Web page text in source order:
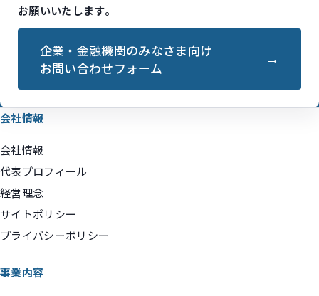
お願いいたします。
企業・金融機関のみなさま向け
お問い合わせフォーム
会社情報
会社情報
代表プロフィール
経営理念
サイトポリシー
プライバシーポリシー
事業内容